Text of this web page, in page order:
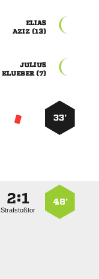

 

 
33’
48’
:
Strafstoßtor